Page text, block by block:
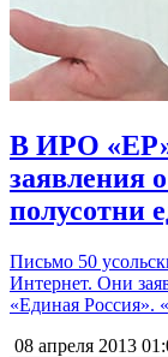
В ИРО «ЕР»
заявления
полусотни
Письмо 50
Интернет. Они
«Единая
08 апреля 2013